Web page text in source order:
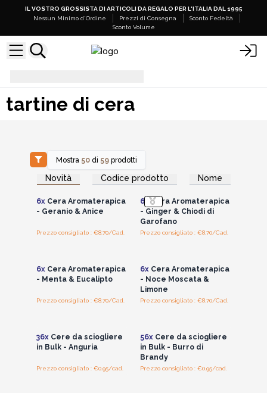
IL VOSTRO GROSSISTA DI ARTICOLI DA REGALO PER L'ITALIA DAL 1995
Nessun Minimo d'Ordine
Prezzi di Consegna
Sconto Fedeltà
Sconto Volume
tartine di cera
Mostra 50 di 59 prodotti
Novità Codice prodotto Nome
Accedi per vedere
i prezzi all'ingrosso
6xCera Aromaterapica
- Geranio & Anice
Prezzo consigliato : €8.70/Cad.
Accedi per vedere
i prezzi all'ingrosso
6x Cera Aromaterapica
- Ginger & Chiodi di
Garofano
Prezzo consigliato : €8.70/Cad.
6xCera Aromaterapica
- Menta & Eucalipto
Prezzo consigliato : €8.70/Cad.
6xCera Aromaterapica
- Noce Moscata &
Limone
Prezzo consigliato : €8.70/Cad.
36xCere da sciogliere
in Bulk - Anguria
Prezzo consigliato : €0.95/cad.
56xCere da sciogliere
in Bulk - Burro di
Brandy
Prezzo consigliato : €0.95/cad.